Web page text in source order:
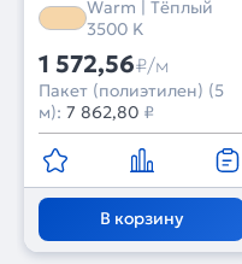
Warm | Тёплый
3500 K
1 572,56₽/м
Пакет (полиэтилен) (5
м): 7 862,80 ₽
В корзину